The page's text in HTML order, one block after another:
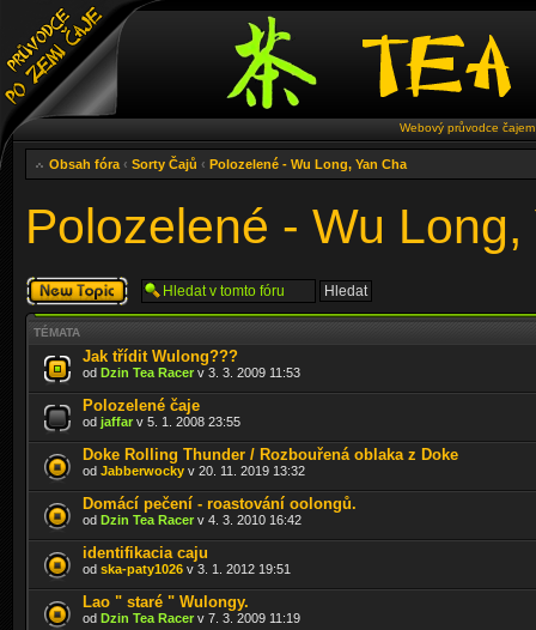
Webový průvodce
Obsah fóra ‹ Sorty Čajů ‹ Polozelené - Wu Long, Yan Cha
Polozelené - Wu Long,
Odeslat nové
téma
TÉMATA
Jak třídit Wulong???
od Dzin Tea Racer v 3. 3. 2009 11:53
Polozelené čaje
od jaffar v 5. 1. 2008 23:55
Doke Rolling Thunder / Rozbouřená oblaka z Doke
od Jabberwocky v 20. 11. 2019 13:32
Domácí pečení - roastování oolongů.
od Dzin Tea Racer v 4. 3. 2010 16:42
identifikacia caju
od ska-paty1026 v 3. 1. 2012 19:51
Lao " staré " Wulongy.
od Dzin Tea Racer v 7. 3. 2009 11:19